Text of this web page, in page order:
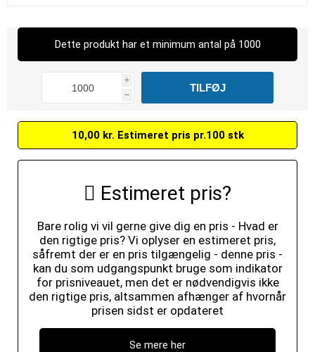
Dette produkt har et minimum antal på 1000
i
h
10,00 kr. Estimeret pris pr.100 stk
Estimeret pris?
Bare rolig vi vil gerne give dig en pris - Hvad er
den rigtige pris? Vi oplyser en estimeret pris,
såfremt der er en pris tilgængelig - denne pris -
kan du som udgangspunkt bruge som indikator
for prisniveauet, men det er nødvendigvis ikke
den rigtige pris, altsammen afhænger af hvornår
prisen sidst er opdateret
Se mere her